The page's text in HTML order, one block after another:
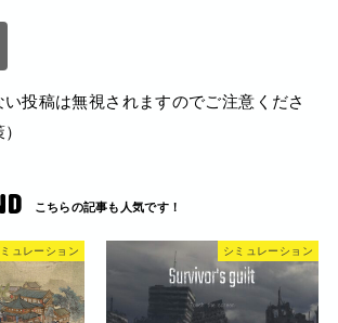
投稿は無視されますのでご注意くださ
ュレーション シミュレーション